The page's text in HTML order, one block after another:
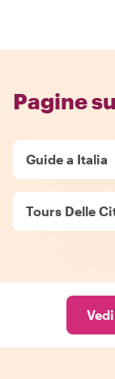
Pagine
Guide a Italia
Tours Delle